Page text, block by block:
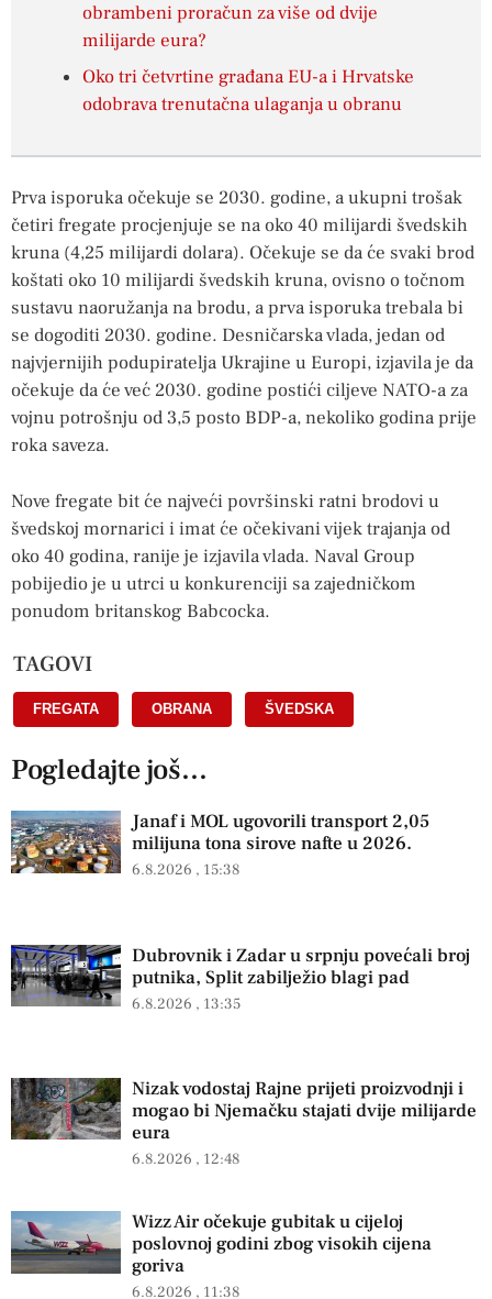
obrambeni proračun za više od dvije
milijarde eura?
Oko tri četvrtine građana EU-a i Hrvatske
odobrava trenutačna ulaganja u obranu
Prva isporuka očekuje se 2030. godine, a ukupni trošak
četiri fregate procjenjuje se na oko 40 milijardi švedskih
kruna (4,25 milijardi dolara). Očekuje se da će svaki brod
koštati oko 10 milijardi švedskih kruna, ovisno o točnom
sustavu naoružanja na brodu, a prva isporuka trebala bi
se dogoditi 2030. godine. Desničarska vlada, jedan od
najvjernijih podupiratelja Ukrajine u Europi, izjavila je da
očekuje da će već 2030. godine postići ciljeve NATO-a za
vojnu potrošnju od 3,5 posto BDP-a, nekoliko godina prije
roka saveza.
Nove fregate bit će najveći površinski ratni brodovi u
švedskoj mornarici i imat će očekivani vijek trajanja od
oko 40 godina, ranije je izjavila vlada. Naval Group
pobijedio je u utrci u konkurenciji sa zajedničkom
ponudom britanskog Babcocka.
TAGOVI
FREGATA OBRANA ŠVEDSKA
Pogledajte još...
Janaf i MOL ugovorili transport 2,05
milijuna tona sirove nafte u 2026.
6.8.2026 15:38
Dubrovnik i Zadar u srpnju povećali broj
putnika, Split zabilježio blagi pad
6.8.2026 13:35
Nizak vodostaj Rajne prijeti proizvodnji i
mogao bi Njemačku stajati dvije milijarde
eura
6.8.2026 12:48
Wizz Air očekuje gubitak u cijeloj
poslovnoj godini zbog visokih cijena
goriva
6.8.2026 11:38